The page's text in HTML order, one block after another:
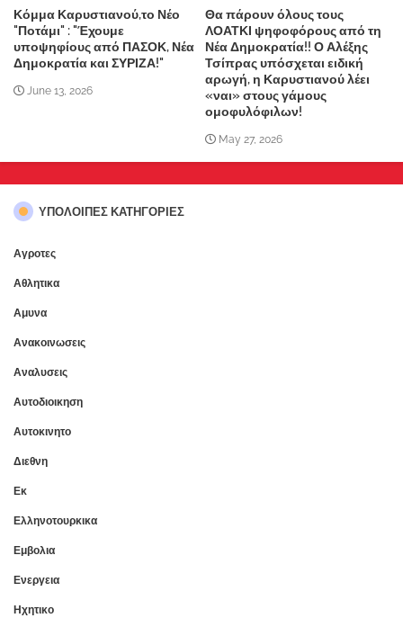
Κόμμα Καρυστιανού,το Νέο
"Ποτάμι" : "Έχουμε
υποψηφίους από ΠΑΣΟΚ, Νέα
Δημοκρατία και ΣΥΡΙΖΑ!"
June 13, 2026
Θα πάρουν όλους τους
ΛΟΑΤΚΙ ψηφοφόρους από τη
Νέα Δημοκρατία!! Ο Αλέξης
Τσίπρας υπόσχεται ειδική
αρωγή, η Καρυστιανού λέει
«ναι» στους γάμους
ομοφυλόφιλων!
May 27, 2026
ΥΠΌΛΟΙΠΕΣ ΚΑΤΗΓΟΡΊΕΣ
Αγροτες
Αθλητικα
Αμυνα
Ανακοινωσεις
Αναλυσεις
Αυτοδιοικηση
Αυτοκινητο
Διεθνη
Εκ
Ελληνοτουρκικα
Εμβολια
Ενεργεια
Ηχητικο